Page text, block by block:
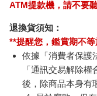
斷地學習財富知識！
博恩．崔西是當今全
階層家庭的孩子，高
在20至30歲的黃金歲
工、船工、加油站小
歸，以車為床，露宿街
聯名 麝香葡萄(限量)
加入購物車
訂購/退換貨須知